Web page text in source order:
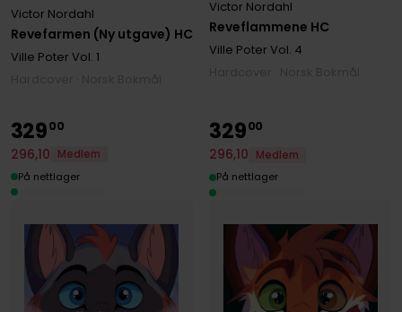
Revefarmen (Ny utgave) HC
Victor Nordahl
Ville Poter Vol. 1
Reveflammene HC
Victor Nordahl
Ville Poter Vol. 4
32900
296,10
Medlem
På nettlager
32900
296,10
Medlem
På nettlager